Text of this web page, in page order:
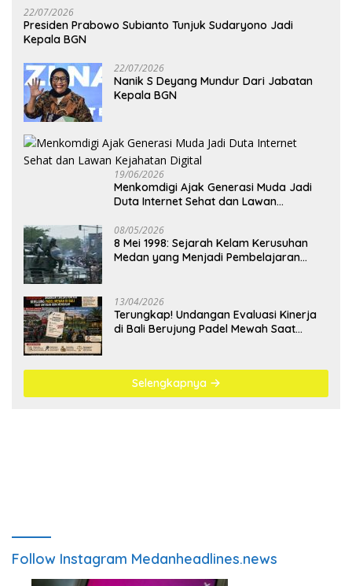
22/07/2026
Presiden Prabowo Subianto Tunjuk Sudaryono Jadi
Kepala BGN
22/07/2026
Nanik S Deyang Mundur Dari Jabatan
Kepala BGN
19/06/2026
Menkomdigi Ajak Generasi Muda Jadi
Duta Internet Sehat dan Lawan
08/05/2026
8 Mei 1998: Sejarah Kelam Kerusuhan
Medan yang Menjadi Pembelajaran
13/04/2026
Terungkap! Undangan Evaluasi Kinerja
di Bali Berujung Padel Mewah Saat
Selengkapnya
Follow Instagram Medanheadlines.news